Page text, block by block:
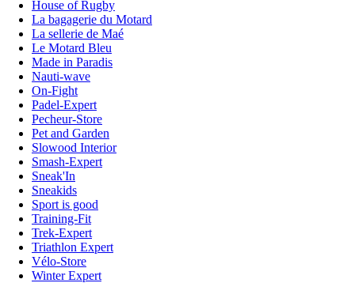
House of Rugby
La bagagerie du Motard
La sellerie de Maé
Le Motard Bleu
Made in Paradis
Nauti-wave
On-Fight
Padel-Expert
Pecheur-Store
Pet and Garden
Slowood Interior
Smash-Expert
Sneak'In
Sneakids
Sport is good
Training-Fit
Trek-Expert
Triathlon Expert
Vélo-Store
Winter Expert